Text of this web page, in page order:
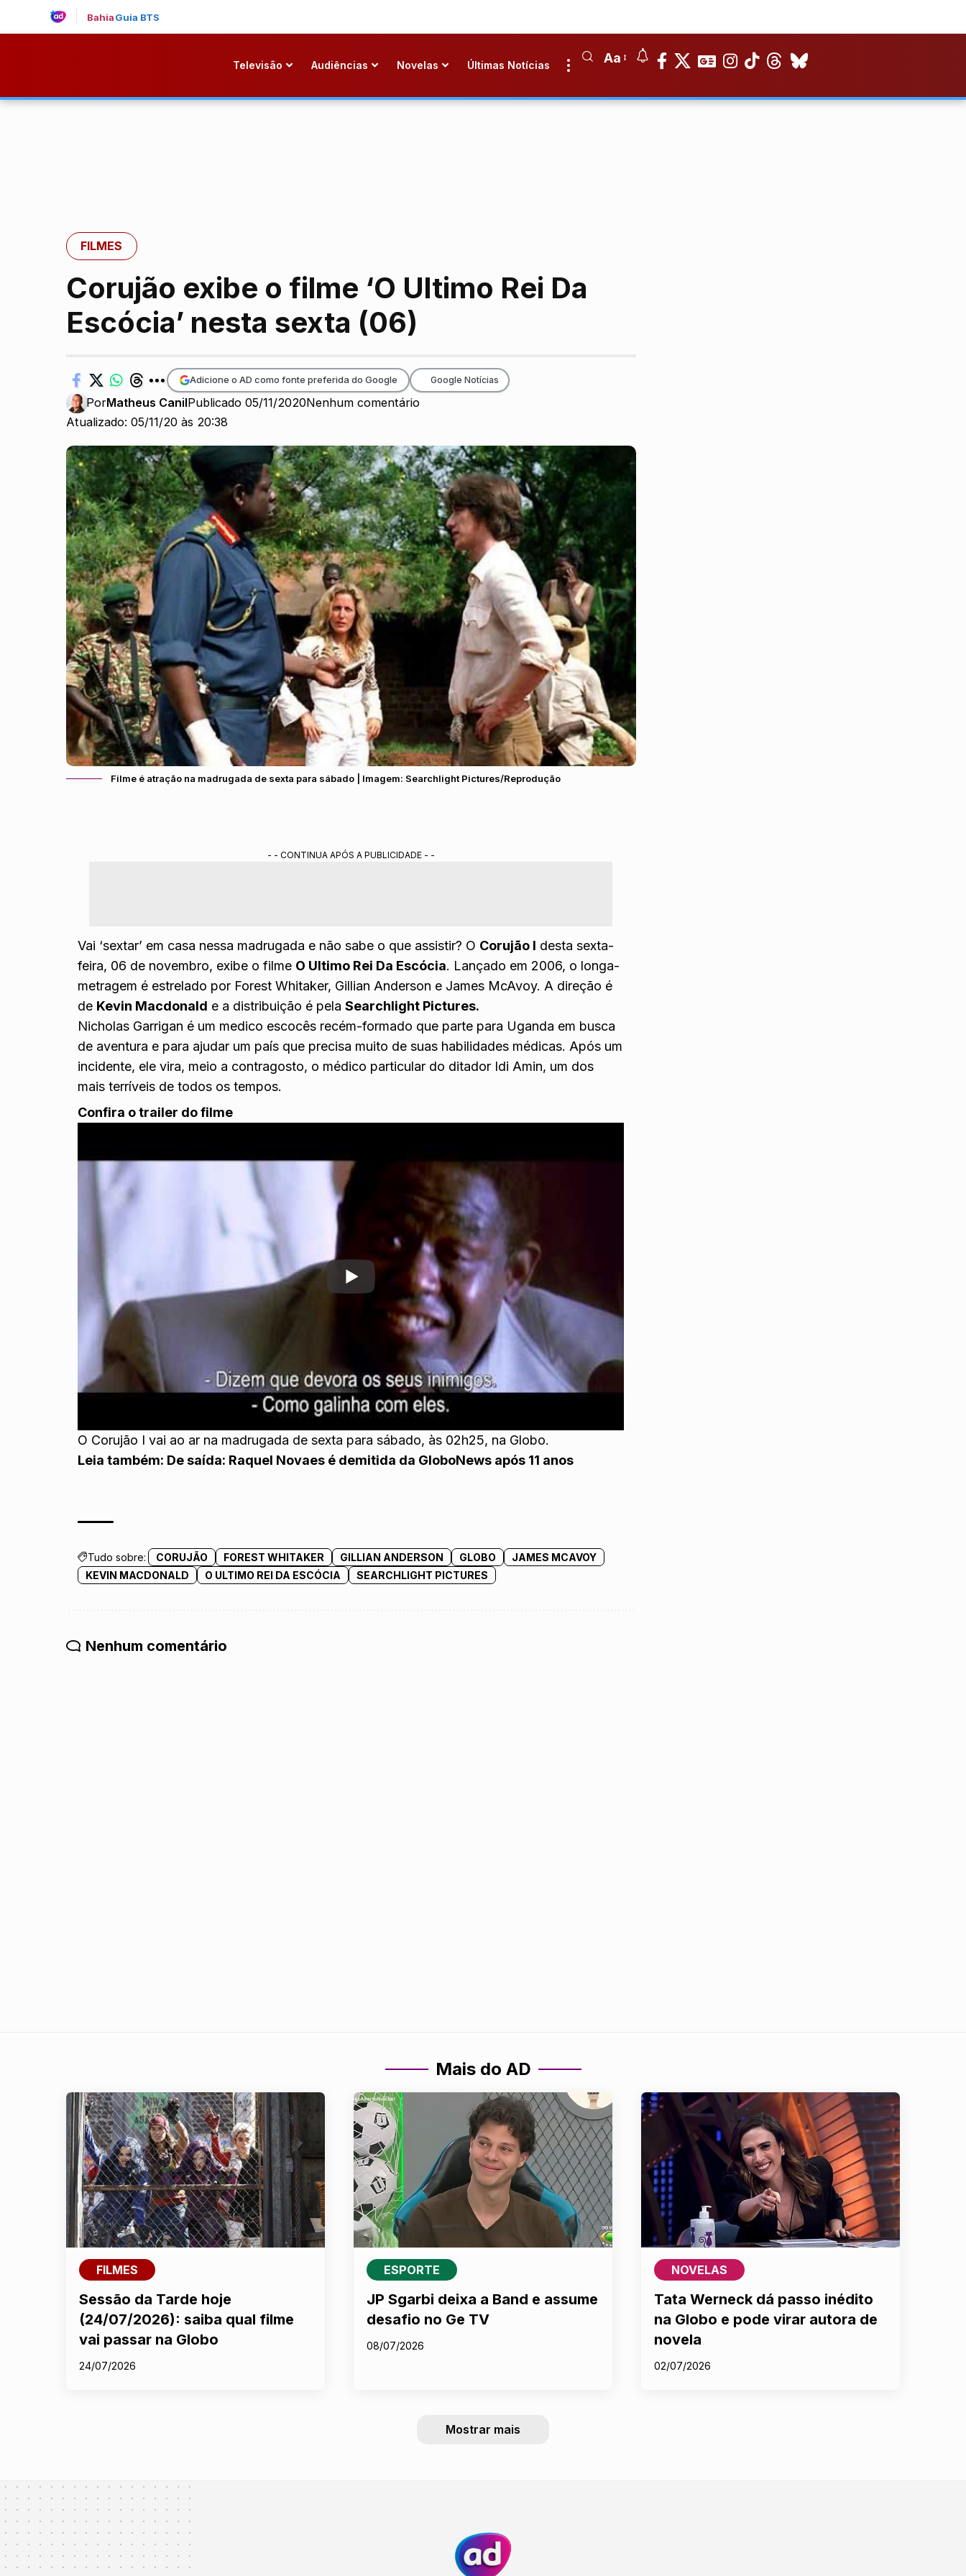
BahiaGuia BTS
Nosso site usa cookies e
outras tecnologias
semelhantes de acordo com
a nossa
Política de Cookies
Televisão Audiências Novelas Últimas Notícias Aa
FILMES
Corujão exibe o filme ‘O Ultimo Rei Da
Escócia’ nesta sexta (06)
Atualizado: 05/11/20 às 20:38
PorMatheus CanilPublicado 05/11/2020Nenhum comentário
Adicione o AD como fonte preferida do Google Google Notícias
Filme é atração na madrugada de sexta para sábado | Imagem: Searchlight Pictures/Reprodução
- - CONTINUA APÓS A PUBLICIDADE - -
Vai ‘sextar’ em casa nessa madrugada e não sabe o que assistir? O Corujão I desta sexta-
feira, 06 de novembro, exibe o filme O Ultimo Rei Da Escócia. Lançado em 2006, o longa-
metragem é estrelado por Forest Whitaker, Gillian Anderson e James McAvoy. A direção é
de Kevin Macdonald e a distribuição é pelaSearchlight Pictures.
Nicholas Garrigan é um medico escocês recém-formado que parte para Uganda em busca
de aventura e para ajudar um país que precisa muito de suas habilidades médicas. Após um
incidente, ele vira, meio a contragosto, o médico particular do ditador Idi Amin, um dos
mais terríveis de todos os tempos.
Confira o trailer do filme
O Corujão I vai ao ar na madrugada de sexta para sábado, às 02h25, na Globo.
Leia também: De saída: Raquel Novaes é demitida da GloboNews após 11 anos
Tudo sobre: CORUJÃO FOREST WHITAKER GILLIAN ANDERSON GLOBO
JAMES MCAVOY
KEVIN MACDONALD
O ULTIMO REI DA ESCÓCIA SEARCHLIGHT PICTURES
Nenhum comentário
Mais do AD
FILMES
Sessão da Tarde hoje
(24/07/2026): saiba qual filme
vai passar na Globo
24/07/2026
ESPORTE
JP Sgarbi deixa a Band e assume
desafio no Ge TV
08/07/2026
NOVELAS
Tata Werneck dá passo inédito
na Globo e pode virar autora de
novela
02/07/2026
Mostrar mais